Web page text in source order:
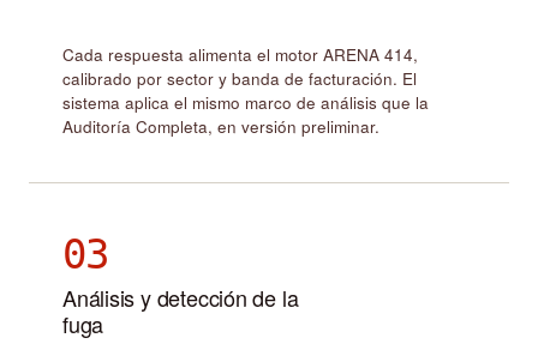
Cada respuesta alimenta el motor ARENA 414,
calibrado por sector y banda de facturación. El
sistema aplica el mismo marco de análisis que la
Auditoría Completa, en versión preliminar.
03
Análisis y detección de la
fuga